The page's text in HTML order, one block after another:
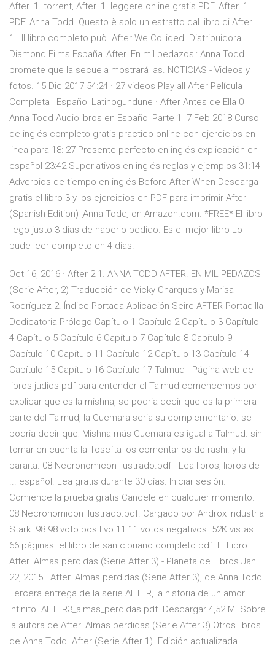
After. 1. torrent, After. 1. leggere online gratis PDF. After. 1.
PDF. Anna Todd. Questo è solo un estratto dal libro di After.
1.. Il libro completo può After We Collided. Distribuidora
Diamond Films España 'After. En mil pedazos': Anna Todd
promete que la secuela mostrará las. NOTICIAS - Videos y
fotos. 15 Dic 2017 54:24 · 27 videos Play all After Película
Completa | Español Latinogundune · After Antes de Ella 0
Anna Todd Audiolibros en Español Parte 1 7 Feb 2018 Curso
de inglés completo gratis practico online con ejercicios en
linea para 18: 27 Presente perfecto en inglés explicación en
español 23:42 Superlativos en inglés reglas y ejemplos 31:14
Adverbios de tiempo en inglés Before After When Descarga
gratis el libro 3 y los ejercicios en PDF para imprimir After
(Spanish Edition) [Anna Todd] on Amazon.com. *FREE* El libro
llego justo 3 dias de haberlo pedido. Es el mejor libro Lo
pude leer completo en 4 dias.
Oct 16, 2016 · After 2 1. ANNA TODD AFTER. EN MIL PEDAZOS
(Serie After, 2) Traducción de Vicky Charques y Marisa
Rodríguez 2. Índice Portada Aplicación Seire AFTER Portadilla
Dedicatoria Prólogo Capítulo 1 Capítulo 2 Capítulo 3 Capítulo
4 Capítulo 5 Capítulo 6 Capítulo 7 Capítulo 8 Capítulo 9
Capítulo 10 Capítulo 11 Capítulo 12 Capítulo 13 Capítulo 14
Capítulo 15 Capítulo 16 Capítulo 17 Talmud - Página web de
libros judios pdf para entender el Talmud comencemos por
explicar que es la mishna, se podria decir que es la primera
parte del Talmud, la Guemara seria su complementario. se
podria decir que; Mishna más Guemara es igual a Talmud. sin
tomar en cuenta la Tosefta los comentarios de rashi. y la
baraita. 08 Necronomicon Ilustrado.pdf - Lea libros, libros de
... español. Lea gratis durante 30 días. Iniciar sesión.
Comience la prueba gratis Cancele en cualquier momento.
08 Necronomicon Ilustrado.pdf. Cargado por Androx Industrial
Stark. 98 98 voto positivo 11 11 votos negativos. 52K vistas.
66 páginas. el libro de san cipriano completo.pdf. El Libro …
After. Almas perdidas (Serie After 3) - Planeta de Libros Jan
22, 2015 · After. Almas perdidas (Serie After 3), de Anna Todd.
Tercera entrega de la serie AFTER, la historia de un amor
infinito. AFTER3_almas_perdidas.pdf. Descargar 4,52 M. Sobre
la autora de After. Almas perdidas (Serie After 3) Otros libros
de Anna Todd. After (Serie After 1). Edición actualizada.